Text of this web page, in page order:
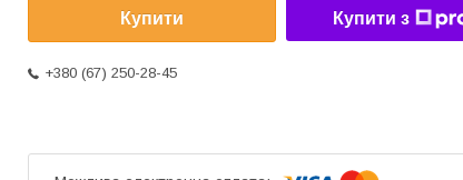
Купити Купити з
+380 (67) 250-28-45